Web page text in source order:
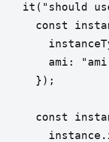
it("should
const
ami:
    });
const